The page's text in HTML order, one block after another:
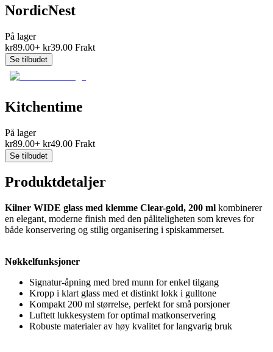
NordicNest
På lager
kr89.00+ kr39.00 Frakt
Se tilbudet
Kitchentime
På lager
kr89.00+ kr49.00 Frakt
Se tilbudet
Produktdetaljer
Kilner WIDE glass med klemme Clear-gold, 200 ml kombinerer
en elegant, moderne finish med den påliteligheten som kreves for
både konservering og stilig organisering i spiskammerset.
Nøkkelfunksjoner
Signatur-åpning med bred munn for enkel tilgang
Kropp i klart glass med et distinkt lokk i gulltone
Kompakt 200 ml størrelse, perfekt for små porsjoner
Luftett lukkesystem for optimal matkonservering
Robuste materialer av høy kvalitet for langvarig bruk